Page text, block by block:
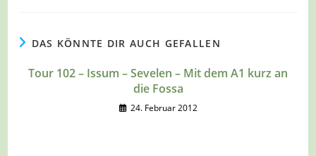
DAS KÖNNTE DIR AUCH GEFALLEN
Tour 102 – Issum – Sevelen – Mit dem A1 kurz an
die Fossa
24. Februar 2012